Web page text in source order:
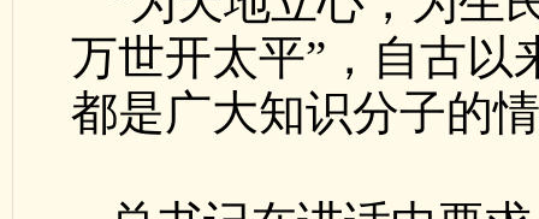
万世开太平”，自古以
都是广大知识分子的